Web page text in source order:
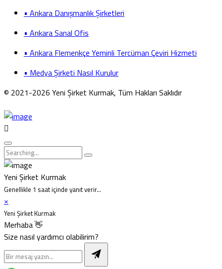
• Ankara Danışmanlık Şirketleri
• Ankara Sanal Ofis
• Ankara Flemenkçe Yeminli Tercüman Çeviri Hizmeti
• Medya Şirketi Nasıl Kurulur
© 2021-2026 Yeni Şirket Kurmak, Tüm Hakları Saklıdır
Yeni Şirket Kurmak
Genellikle 1 saat içinde yanıt verir...
×
Yeni Şirket Kurmak
Merhaba 👋
Size nasıl yardımcı olabilirim?